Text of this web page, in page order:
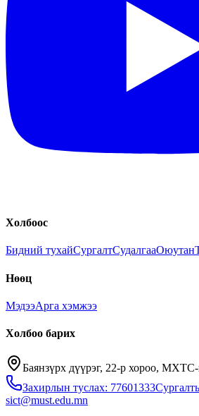
Холбоос
Бидний тухайСургалтСудалгааОюутан
Нөөц
МэдээАрга хэмжээ
Холбоо барих
Баянзүрх дүүрэг, 22-р хороо,
Захирлын туслах: 77601333
sict@must.edu.mn